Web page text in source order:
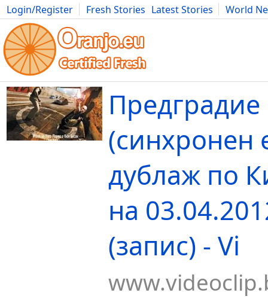
Login/Register Fresh Stories Latest Stories
World
Movies Anime Music Art Cars Advice Science
Предградие
(синхронен
дублаж по
на
(запис) - Vi